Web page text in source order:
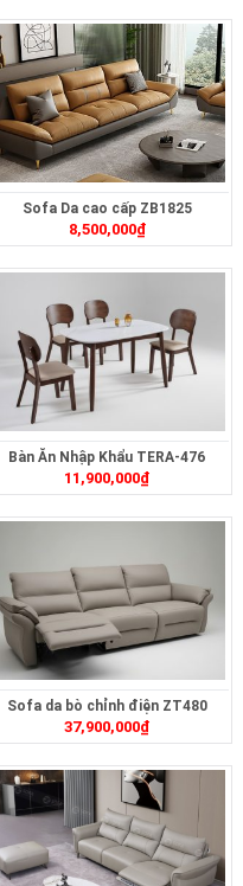
Sofa Da cao cấp ZB1825
8,500,000₫
Bàn Ăn Nhập Khẩu TERA-476
11,900,000₫
Sofa da bò chỉnh điện ZT480
37,900,000₫